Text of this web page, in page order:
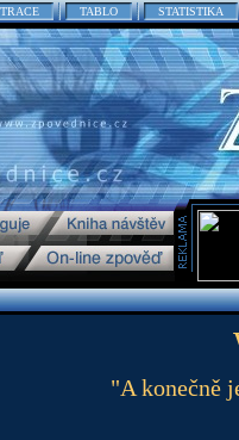
TABLO STATISTIKA
"A konečně